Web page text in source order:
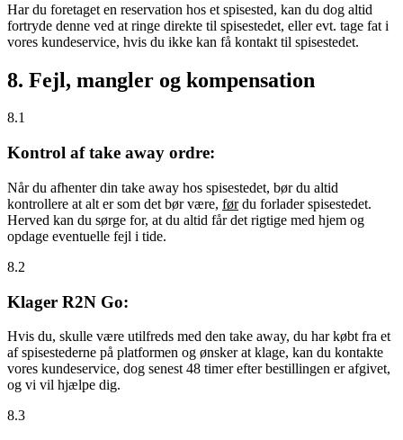
Har du foretaget en reservation hos et spisested, kan du dog altid
fortryde denne ved at ringe direkte til spisestedet, eller evt. tage fat i
vores kundeservice, hvis du ikke kan få kontakt til spisestedet.
8. Fejl, mangler og kompensation
8.1
Kontrol af take away ordre:
Når du afhenter din take away hos spisestedet, bør du altid
kontrollere at alt er som det bør være, førdu forlader spisestedet.
Herved kan du sørge for, at du altid får det rigtige med hjem og
opdage eventuelle fejl i tide.
8.2
Klager R2N Go:
Hvis du, skulle være utilfreds med den take away, du har købt fra et
af spisestederne på platformen og ønsker at klage, kan du kontakte
vores kundeservice, dog senest 48 timer efter bestillingen er afgivet,
og vi vil hjælpe dig.
8.3